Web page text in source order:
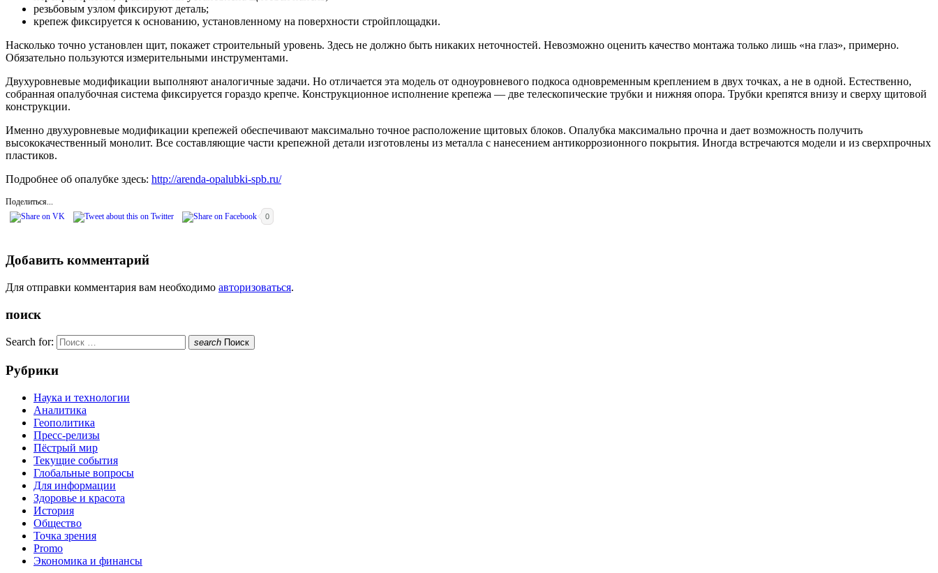
резьбовым узлом фиксируют деталь;
крепеж фиксируется к основанию, установленному на поверхности стройплощадки.
Насколько точно установлен щит, покажет строительный уровень. Здесь не должно быть никаких неточностей. Невозможно оценить качество монтажа только лишь «на глаз», примерно.
Обязательно пользуются измерительными инструментами.
Двухуровневые модификации выполняют аналогичные задачи. Но отличается эта модель от одноуровневого подкоса одновременным креплением в двух точках, а не в одной. Естественно,
собранная опалубочная система фиксируется гораздо крепче. Конструкционное исполнение крепежа — две телескопические трубки и нижняя опора. Трубки крепятся внизу и сверху щитовой
конструкции.
Именно двухуровневые модификации крепежей обеспечивают максимально точное расположение щитовых блоков. Опалубка максимально прочна и дает возможность получить
высококачественный монолит. Все составляющие части крепежной детали изготовлены из металла с нанесением антикоррозионного покрытия. Иногда встречаются модели и из сверхпрочных
пластиков.
Подробнее об опалубке здесь: http://arenda-opalubki-spb.ru/
Поделиться...
0
Добавить комментарий
Для отправки комментария вам необходимо авторизоваться.
поиск
Search for: search Поиск
Рубрики
Наука и технологии
Аналитика
Геополитика
Пресс-релизы
Пёстрый мир
Текущие события
Глобальные вопросы
Для информации
Здоровье и красота
История
Общество
Точка зрения
Promo
Экономика и финансы